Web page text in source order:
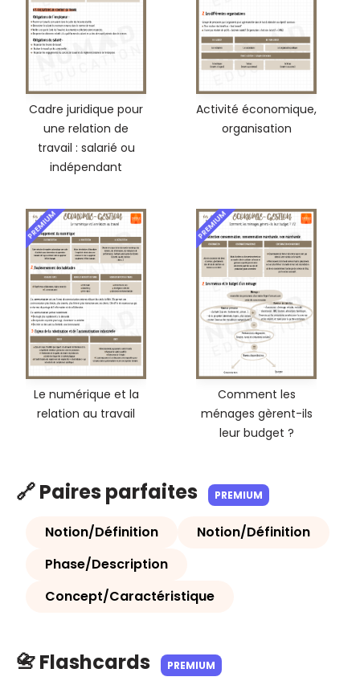
Cadre juridique pour
une relation de
travail : salarié ou
indépendant
Activité économique,
organisation
PREMIUM
Le numérique et la
relation au travail
PREMIUM
Comment les
ménages gèrent-ils
leur budget ?
🔗 Paires parfaites PREMIUM
Notion/Définition
Notion/Définition
Phase/Description
Concept/Caractéristique
📇 Flashcards PREMIUM